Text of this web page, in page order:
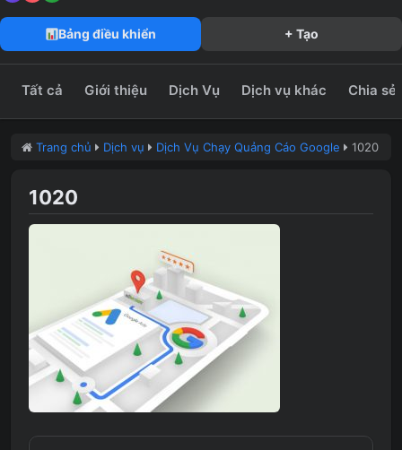
Bảng điều khiển + Tạo
Tất cả Giới thiệu Dịch Vụ Dịch vụ khác Chia sẻ
Trang chủ Dịch vụ Dịch Vụ Chạy Quảng Cáo Google 1020
1020